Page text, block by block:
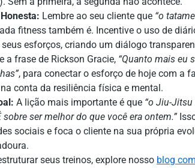
Lembre ao seu cliente que “o
fitness também é. Incentive o uso de
esforços, criando um diálogo
a frase de Rickson Gracie, “Quanto mais eu
, para conectar o esforço de hoje com a
conta da resiliência física e mental.
A lição mais importante é que “o Jiu-Jitsu
ser melhor do que você era ontem.”
sociais e foca o cliente na sua própria
seus treinos, explore nosso blog